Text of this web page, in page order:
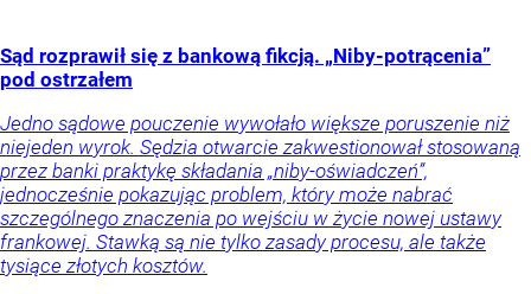
Sąd rozprawił się z bankową fikcją. „Niby-potrącenia”
pod ostrzałem
Jedno sądowe pouczenie wywołało większe poruszenie niż
niejeden wyrok. Sędzia otwarcie zakwestionował stosowaną
przez banki praktykę składania „niby-oświadczeń”,
jednocześnie pokazując problem, który może nabrać
szczególnego znaczenia po wejściu w życie nowej ustawy
frankowej. Stawką są nie tylko zasady procesu, ale także
tysiące złotych kosztów.